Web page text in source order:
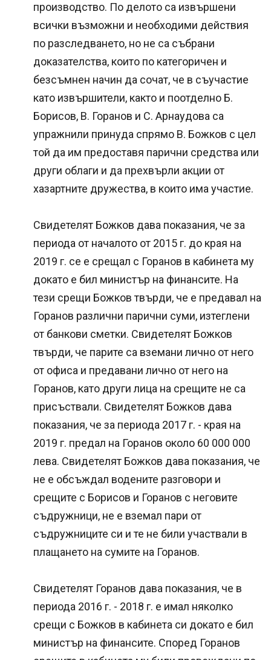
производство. По делото са извършени
всички възможни и необходими действия
по разследването, но не са събрани
доказателства, които по категоричен и
безсъмнен начин да сочат, че в съучастие
като извършители, както и поотделно Б.
Борисов, В. Горанов и С. Арнаудова са
упражнили принуда спрямо В. Божков с цел
той да им предоставя парични средства или
други облаги и да прехвърли акции от
хазартните дружества, в които има участие.
Свидетелят Божков дава показания, че за
периода от началото от 2015 г. до края на
2019 г. се е срещал с Горанов в кабинета му
докато е бил министър на финансите. На
тези срещи Божков твърди, че е предавал на
Горанов различни парични суми, изтеглени
от банкови сметки. Свидетелят Божков
твърди, че парите са вземани лично от него
от офиса и предавани лично от него на
Горанов, като други лица на срещите не са
присъствали. Свидетелят Божков дава
показания, че за периода 2017 г. - края на
2019 г. предал на Горанов около 60 000 000
лева. Свидетелят Божков дава показания, че
не е обсъждал водените разговори и
срещите с Борисов и Горанов с неговите
съдружници, не е вземал пари от
съдружниците си и те не били участвали в
плащането на сумите на Горанов.
Свидетелят Горанов дава показания, че в
периода 2016 г. - 2018 г. е имал няколко
срещи с Божков в кабинета си докато е бил
министър на финансите. Според Горанов